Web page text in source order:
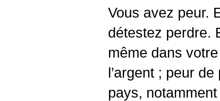
Vous avez peur.
détestez perdre.
même dans
l’argent ; peur
pays,